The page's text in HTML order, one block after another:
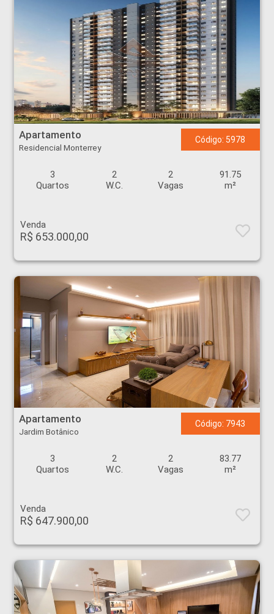
Apartamento - Residencial Monterrey - Ribeirão Preto
Apartamento
Residencial Monterrey
Código: 5978
3
Quartos
2
W.C.
2
Vagas
91.75
m²
Venda
R$ 653.000,00
Apartamento - Jardim Botânico - Ribeirão Preto
Apartamento
Jardim Botânico
Código: 7943
3
Quartos
2
W.C.
2
Vagas
83.77
m²
Venda
R$ 647.900,00